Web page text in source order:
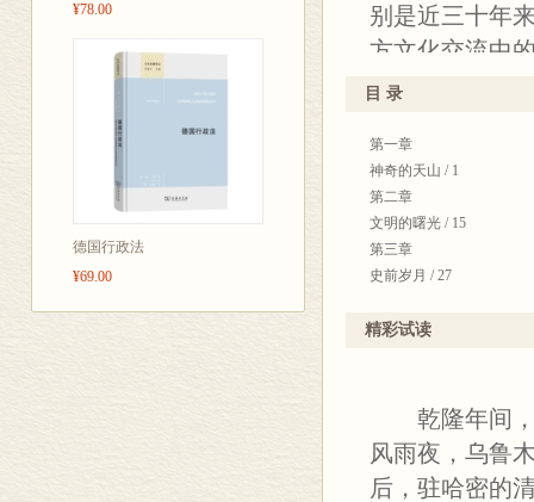
¥78.00
德国行政法
¥69.00
别是近三十年
方文化交流中
游牧文明的交
目 录
第一章
神奇的天山 / 1
第二章
文明的曙光 / 15
第三章
史前岁月 / 27
第二节 神秘的史前宗教 /
草原长歌 / 79
第一节 大月氏之谜 / 80
第二节 匈奴迷踪 / 90
精彩试读
乾隆年间，
风雨夜，乌鲁
后，驻哈密的